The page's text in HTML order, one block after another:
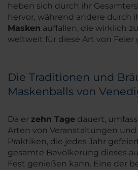
heben sich durch ihr
hervor, während andere durch
Masken auffallen, die wirklich
weltweit für diese Art von Feier
Die Traditionen und
Maskenballs von
Da er zehn Tage dauert,
Arten von Veranstaltungen
Praktiken, die jedes Jahr
gesamte Bevölkerung dieses
Fest genießen kann. Eine der